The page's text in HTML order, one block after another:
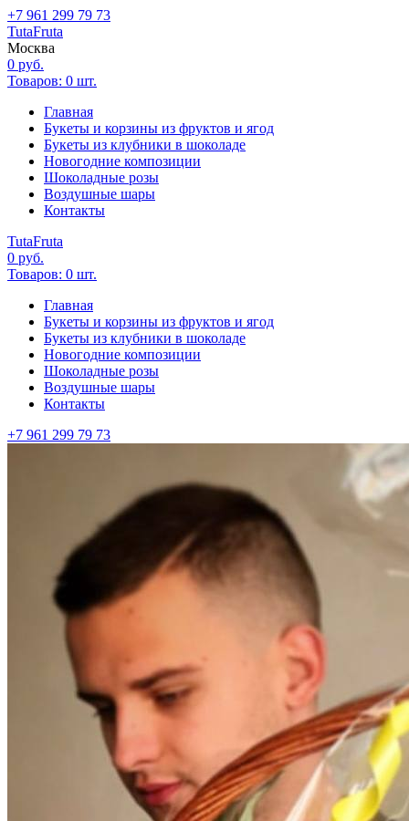
+7 961 299 79 73
TutaFruta
Москва
0 руб.
Товаров: 0 шт.
Главная
Букеты и корзины из фруктов и ягод
Букеты из клубники в шоколаде
Новогодние композиции
Шоколадные розы
Воздушные шары
Контакты
TutaFruta
0 руб.
Товаров: 0 шт.
Главная
Букеты и корзины из фруктов и ягод
Букеты из клубники в шоколаде
Новогодние композиции
Шоколадные розы
Воздушные шары
Контакты
+7 961 299 79 73